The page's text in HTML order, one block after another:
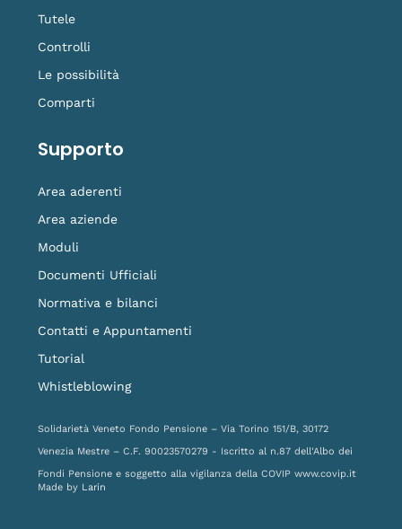
Tutele
Controlli
Le possibilità
Comparti
Supporto
Area aderenti
Area aziende
Moduli
Documenti Ufficiali
Normativa e bilanci
Contatti e Appuntamenti
Tutorial
Whistleblowing
Solidarietà Veneto Fondo Pensione – Via Torino 151/B, 30172
Venezia Mestre – C.F. 90023570279 - Iscritto al n.87 dell'Albo dei
Fondi Pensione e soggetto alla vigilanza della COVIP www.covip.it
Made by Larin